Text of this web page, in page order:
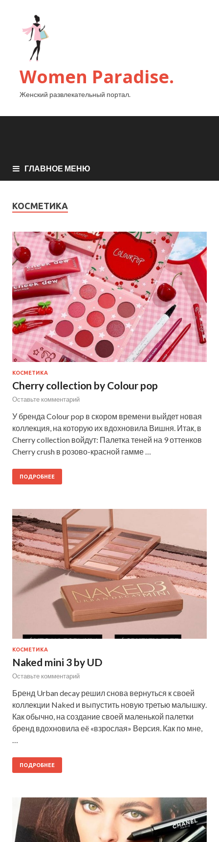
Women Paradise.
Женский развлекательный портал.
ГЛАВНОЕ МЕНЮ
КОСМЕТИКА
КОСМЕТИКА
Cherry collection by Colour pop
Оставьте комментарий
У бренда Colour pop в скором времени выйдет новая
коллекция, на которую их вдохновила Вишня. Итак, в
Cherry collection войдут: Палетка теней на 9 оттенков
Cherry crush в розово-красной гамме …
ПОДРОБНЕЕ
КОСМЕТИКА
Naked mini 3 by UD
Оставьте комментарий
Бренд Urban decay решил снова вернуться к своей
коллекции Naked и выпустить новую третью малышку.
Как обычно, на создание своей маленькой палетки
бренд вдохновила еë «взрослая» Версия. Как по мне,
…
ПОДРОБНЕЕ